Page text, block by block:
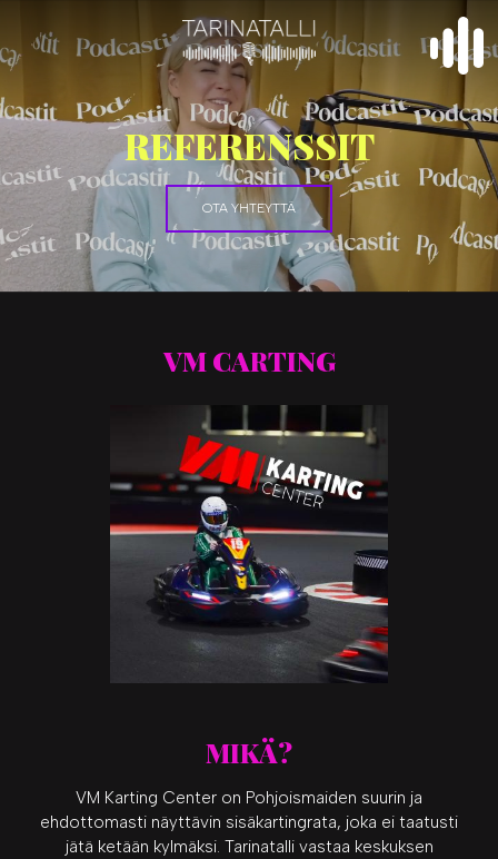
REFERENSSIT
OTA YHTEYTTÄ
VM CARTING
MIKÄ?
VM Karting Center on Pohjoismaiden suurin ja
ehdottomasti näyttävin sisäkartingrata, joka ei taatusti
jätä ketään kylmäksi. Tarinatalli vastaa keskuksen